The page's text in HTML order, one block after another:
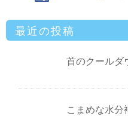
最近の投稿
首のクールダ
こまめな水分